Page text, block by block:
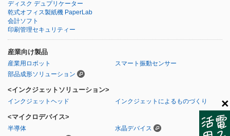
×
ディスク デュプリケーター
乾式オフィス製紙機 PaperLab
会計ソフト
印刷管理セキュリティー
産業向け製品
産業用ロボット
スマート振動センサー
部品成形ソリューション
<インクジェットソリューション>
インクジェットヘッド インクジェットによるものづくり
<マイクロデバイス>
半導体 水晶デバイス